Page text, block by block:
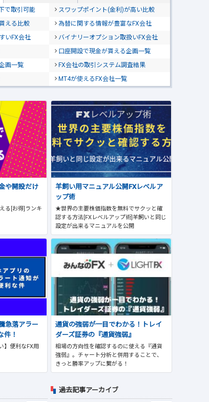
で取引可能
スワップポイント(金利)が高い比較
える比較
為替に関する情報が豊富なFX会社
いFX会社
バイナリーオプション取扱いFX会社
口座開設で現金が貰える企画一覧
画一覧
FX会社の取引システム調査結果
MT4が使えるFX会社一覧
や開設だけ
る[お得]ランキ
羊飼い用マニュアル公開FXレベルア
ップ術
★世界の主要株価指数を無料でサクッと確
認する方法[FXレベルアップ術]羊飼いと同じ
設定が出来るマニュアルを公開
急落アラー
件！
】便利なFX用
通貨の強弱が一目でわかる！トレイ
ダーズ証券の『通貨強弱』
相場の方向性を確認するのに使える『通貨
強弱』。チャート分析と併用することで、
きっと勝率アップに繋がる！
過去記事アーカイブ